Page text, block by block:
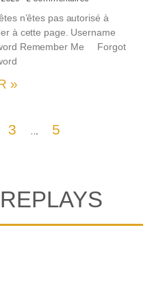
n’êtes pas autorisé à
à cette page. Username
Remember Me Forgot
»
3 … 5